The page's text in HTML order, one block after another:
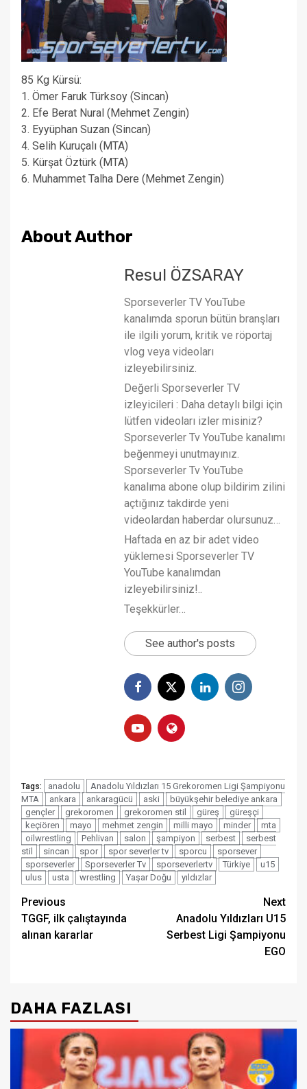
85 Kg Kürsü:
1. Ömer Faruk Türksoy (Sincan)
2. Efe Berat Nural (Mehmet Zengin)
3. Eyyüphan Suzan (Sincan)
4. Selih Kuruçalı (MTA)
5. Kürşat Öztürk (MTA)
6. Muhammet Talha Dere (Mehmet Zengin)
About Author
Resul ÖZSARAY
Sporseverler TV YouTube
kanalımda sporun bütün branşları
ile ilgili yorum, kritik ve röportaj
vlog veya videoları
izleyebilirsiniz.
Değerli Sporseverler TV
izleyicileri : Daha detaylı bilgi için
lütfen videoları izler misiniz?
Sporseverler Tv YouTube kanalımı
beğenmeyi unutmayınız.
Sporseverler Tv YouTube
kanalıma abone olup bildirim zilini
açtığınız takdirde yeni
videolardan haberdar olursunuz…
Haftada en az bir adet video
yüklemesi Sporseverler TV
YouTube kanalımdan
izleyebilirsiniz!..
Teşekkürler…
See author's posts
Tags: anadolu
Anadolu Yıldızları 15 Grekoromen Ligi Şampiyonu
MTA
ankara ankaragücü aski
büyükşehir belediye ankara
gençler
grekoromen grekoromen stil güreş
güreşçi
keçiören
mayo mehmet zengin milli mayo minder
mta
oilwrestling
Pehlivan salon şampiyon serbest
serbest
stil
sincan spor spor severler tv sporcu
sporsever
sporseverler
Sporseverler Tv sporseverlertv Türkiye
u15
ulus
usta wrestling Yaşar Doğu yıldızlar
Post
navigation
Previous
TGGF, ilk çalıştayında
alınan kararlar
Next
Anadolu Yıldızları U15
Serbest Ligi Şampiyonu
EGO
DAHA FAZLASI